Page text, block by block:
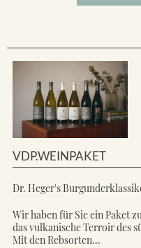
VDP.WEINPAKET
Dr. Heger's
Wir haben für Sie ein Paket
das vulkanische Terroir des
Mit den Rebsorten...